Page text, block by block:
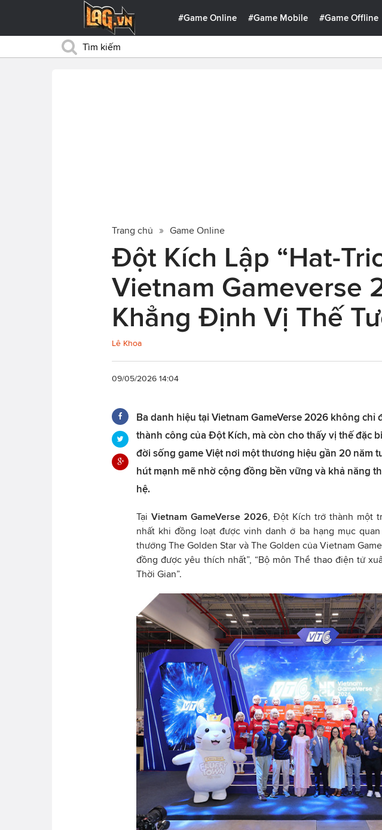
#Game Online #Game Mobile #Game Offline
Trang chủ Game Online
Đột Kích Lập “Hat-
Vietnam Gameverse
Khẳng Định Vị Thế
Lê Khoa
09/05/2026 14:04
Ba danh hiệu tại Vietnam GameVerse 2026 không chỉ
thành công của Đột Kích, mà còn cho thấy vị thế đặc
đời sống game Việt nơi một thương hiệu gần 20 năm
hút mạnh mẽ nhờ cộng đồng bền vững và khả năng
hệ.
Tại Vietnam GameVerse 2026 , Đột Kích trở thành một
nhất khi đồng loạt được vinh danh ở ba hạng mục
thưởng The Golden Star và The Golden của Vietnam
đồng được yêu thích nhất”, “Bộ môn Thể thao điện tử
Thời Gian”.